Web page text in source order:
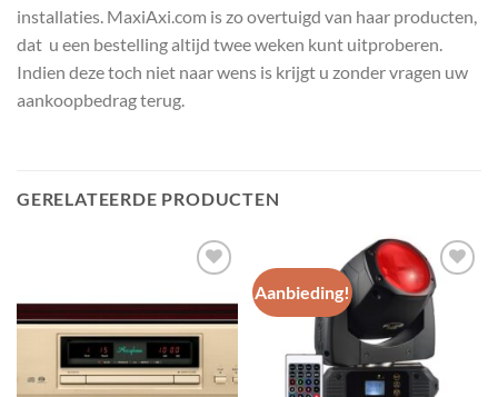
installaties. MaxiAxi.com is zo overtuigd van haar producten,
dat u een bestelling altijd twee weken kunt uitproberen.
Indien deze toch niet naar wens is krijgt u zonder vragen uw
aankoopbedrag terug.
GERELATEERDE PRODUCTEN
Toevoegen
aan
wenslijst
Aanbieding!
Toevoegen
aan
wenslijst